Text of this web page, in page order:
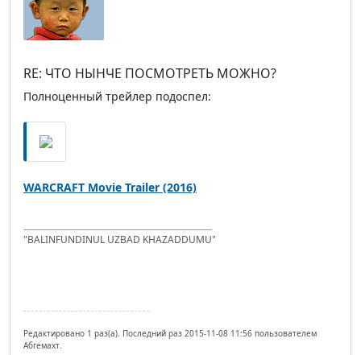
RE: ЧТО НЫНЧЕ ПОСМОТРЕТЬ МОЖНО?
Полноценный трейлер подоспел:
WARCRAFT Movie Trailer (2016)
"BALINFUNDINUL UZBAD KHAZADDUMU"
Редактировано 1 раз(а). Последний раз 2015-11-08 11:56 пользователем
Абгемахт.